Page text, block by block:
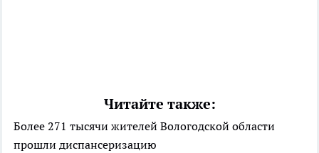
Читайте также:
Более 271 тысячи жителей Вологодской области
прошли диспансеризацию